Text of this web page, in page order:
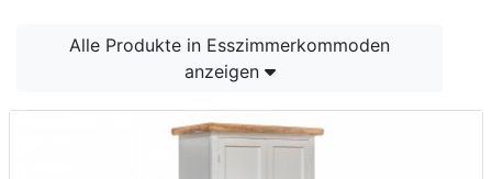
Alle Produkte in Esszimmerkommoden
anzeigen